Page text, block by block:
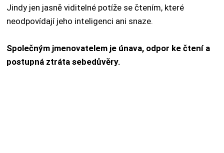
Jindy jen jasně viditelné potíže se čtením, které
neodpovídají jeho inteligenci ani snaze.
Společným jmenovatelem je únava, odpor ke čtení a
postupná ztráta sebedůvěry.